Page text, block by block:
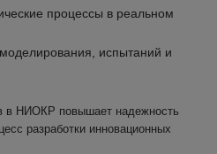
процессы в реальном
испытаний и
в НИОКР повышает надежность
разработки инновационных